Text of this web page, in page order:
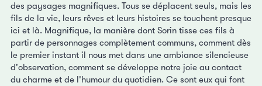
des paysages magnifiques. Tous se déplacent seuls, mais les
fils de la vie, leurs rêves et leurs histoires se touchent presque
ici et là. Magnifique, la manière dont Sorin tisse ces fils à
partir de personnages complètement communs, comment dès
le premier instant il nous met dans une ambiance silencieuse
d'observation, comment se développe notre joie au contact
du charme et de l'humour du quotidien. Ce sont eux qui font